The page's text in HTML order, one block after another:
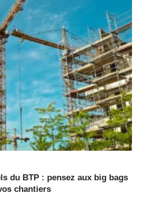
du BTP : pensez aux big bags
chantiers